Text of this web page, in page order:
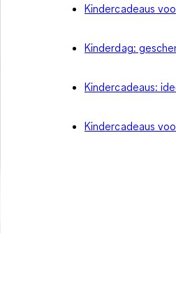
Kindercadeaus
Kinderdag:
Kindercadeaus:
Kindercadeaus